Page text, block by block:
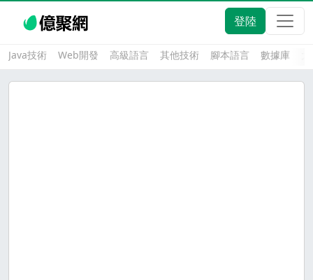
登陸
Java技術 Web開發 高級語言 其他技術 腳本語言 數據庫